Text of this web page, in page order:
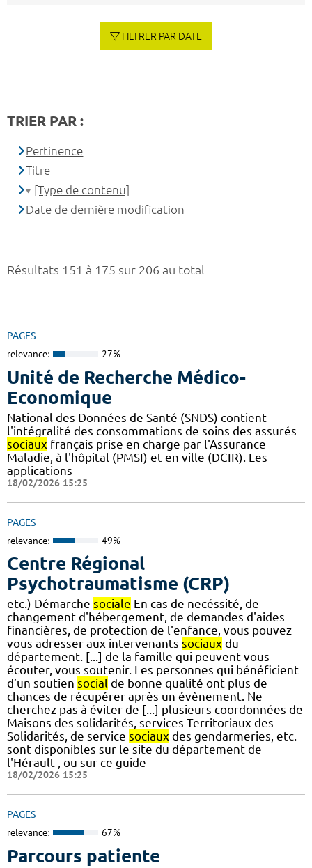
Résultats 151 à 175 sur 206 au total
PAGES
relevance: 27%
Unité de Recherche Médico-
Economique
National des Données de Santé (SNDS) contient
l'intégralité des consommations de soins des assurés
sociaux français prise en charge par l'Assurance
Maladie, à l'hôpital (PMSI) et en ville (DCIR). Les
applications
18/02/2026 15:25
PAGES
relevance: 49%
Centre Régional
Psychotraumatisme (CRP)
etc.) Démarche sociale En cas de necéssité, de
changement d'hébergement, de demandes d'aides
financières, de protection de l'enfance, vous pouvez
vous adresser aux intervenants sociaux du
département. [...] de la famille qui peuvent vous
écouter, vous soutenir. Les personnes qui bénéficient
d’un soutien social de bonne qualité ont plus de
chances de récupérer après un évènement. Ne
cherchez pas à éviter de [...] plusieurs coordonnées de
Maisons des solidarités, services Territoriaux des
Solidarités, de service sociaux des gendarmeries, etc.
sont disponibles sur le site du département de
l'Hérault , ou sur ce guide
18/02/2026 15:25
PAGES
relevance: 67%
Parcours patiente
FILTRER PAR DATE
TRIER PAR :
Pertinence
Titre
[Type de contenu]
Date de dernière modification